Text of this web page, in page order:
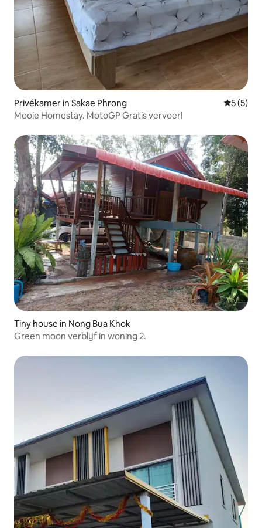
Privékamer in Sakae Phrong
5 (5)
Mooie Homestay. MotoGP Gratis vervoer!
Tiny house in Nong Bua Khok
Green moon verblijf in woning 2.